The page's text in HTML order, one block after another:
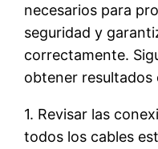
necesarios para
seguridad y
correctamente.
obtener resultados
1. Revisar las
todos los cables